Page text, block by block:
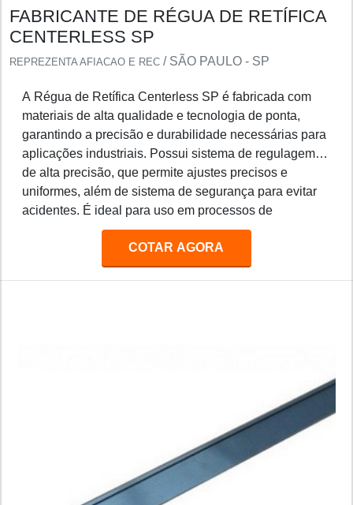
FABRICANTE DE RÉGUA DE RETÍFICA
CENTERLESS SP
REPREZENTA AFIACAO E REC / SÃO PAULO - SP
A Régua de Retífica Centerless SP é fabricada com
materiais de alta qualidade e tecnologia de ponta,
garantindo a precisão e durabilidade necessárias para
aplicações industriais. Possui sistema de regulagem
de alta precisão, que permite ajustes precisos e
uniformes, além de sistema de segurança para evitar
acidentes. É ideal para uso em processos de
retificação de peças de precisão, como eixos, pinos,
COTAR AGORA